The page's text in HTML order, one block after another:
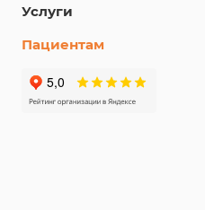
Услуги
Пациентам